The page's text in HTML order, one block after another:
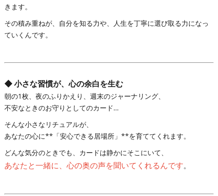
きます。
その積み重ねが、自分を知る力や、人生を丁寧に選び取る力になっ
ていくんです。
◆ 小さな習慣が、心の余白を生む
朝の1枚、夜のふりかえり、週末のジャーナリング、
不安なときのお守りとしてのカード…
そんな小さなリチュアルが、
あなたの心に**「安心できる居場所」**を育ててくれます。
どんな気分のときでも、カードは静かにそこにいて、
あなたと一緒に、心の奥の声を聞いてくれるんです。